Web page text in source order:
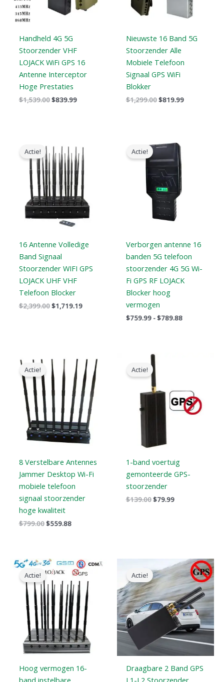
Handheld 4G 5G
Stoorzender VHF
LOJACK WiFi GPS 16
Antenne Interceptor
Hoge Prestaties
$1,539.00$839.99
Nieuwste 16 Band 5G
Stoorzender Alle
Mobiele Telefoon
Signaal GPS WiFi
Blokker
$1,299.00$819.99
Actie!
16 Antenne Volledige
Band Signaal
Stoorzender WIFI GPS
LOJACK UHF VHF
Telefoon Blocker
$2,399.00
prijs
was:
$2,399.00.
$1,719.19
prijs
is:
$1,719.19.
Actie!
Verborgen antenne 16
banden 5G telefoon
stoorzender 4G 5G Wi-
Fi GPS RF LOJACK
Blocker hoog
vermogen
$759.99 -$789.88
Actie!
8 Verstelbare Antennes
Jammer Desktop Wi-Fi
mobiele telefoon
signaal stoorzender
hoge kwaliteit
$799.00
prijs
was:
$799.00.
$559.88
prijs
is:
$559.88.
Actie!
1-band voertuig
gemonteerde GPS-
stoorzender
$139.00
Oorspronkelijke
prijs
was:
$139.00.
$79.99
Actie!
Hoog vermogen 16-
band instelbare
Oorspronkelijke
prijs
was:
$1,899.00.
Huidige
prijs
is:
$1,166.99.
Actie!
Draagbare 2 Band GPS
L1-L2 Stoorzender
Oorspronkelijke
prijs
was:
$159.00.
Huidige
prijs
is:
$89.58.